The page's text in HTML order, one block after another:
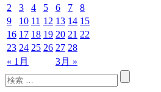
« 1月 3月 »
2
3 4 5 6 7
8
9
10 11 12 13 14 15
16 17 18 19 20 21 22
23 24 25 26 27 28